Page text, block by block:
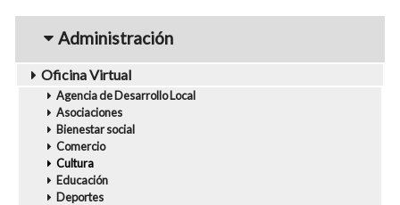
navigation1
Administración
Oficina Virtual
Agencia de Desarrollo Local
Asociaciones
Bienestar social
Comercio
Cultura
Educación
Deportes